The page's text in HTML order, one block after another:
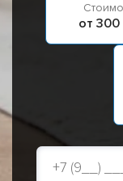
от 300